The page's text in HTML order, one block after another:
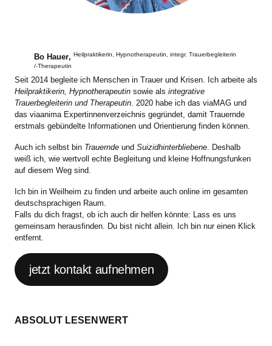
Bo Hauer, Heilpraktikerin, Hypnotherapeutin, integr. Trauerbegleiterin
/-Therapeutin
Seit 2014 begleite ich Menschen in Trauer und Krisen. Ich arbeite als
Heilpraktikerin, Hypnotherapeutin sowie als integrative
Trauerbegleiterin und Therapeutin. 2020 habe ich das viaMAG und
das viaanima Expertinnenverzeichnis gegründet, damit Trauernde
erstmals gebündelte Informationen und Orientierung finden können.
Auch ich selbst bin Trauernde und Suizidhinterbliebene. Deshalb
weiß ich, wie wertvoll echte Begleitung und kleine Hoffnungsfunken
auf diesem Weg sind.
Ich bin in Weilheim zu finden und arbeite auch online im gesamten
deutschsprachigen Raum.
Falls du dich fragst, ob ich auch dir helfen könnte: Lass es uns
gemeinsam herausfinden. Du bist nicht allein. Ich bin nur einen Klick
entfernt.
jetzt kontakt aufnehmen
ABSOLUT LESENWERT